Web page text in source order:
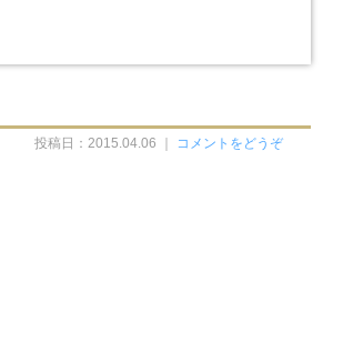
投稿日：2015.04.06 ｜ コメントをどうぞ